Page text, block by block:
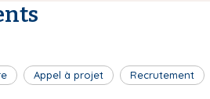
Appel à projet Recrutement